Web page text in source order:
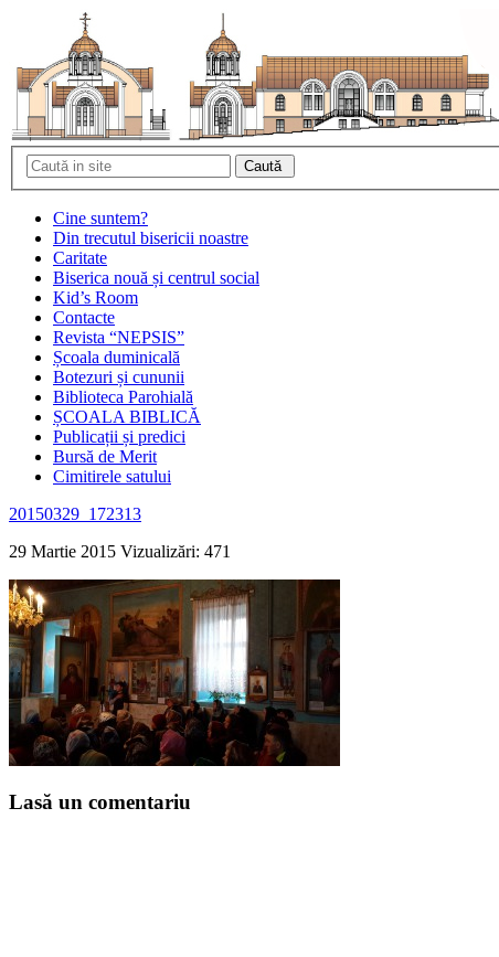
Cine suntem?
Din trecutul bisericii noastre
Caritate
Biserica nouă și centrul social
Kid’s Room
Contacte
Revista “NEPSIS”
Școala duminicală
Botezuri și cununii
Biblioteca Parohială
ȘCOALA BIBLICĂ
Publicații și predici
Bursă de Merit
Cimitirele satului
20150329_172313
29 Martie 2015 Vizualizări: 471
Lasă un comentariu